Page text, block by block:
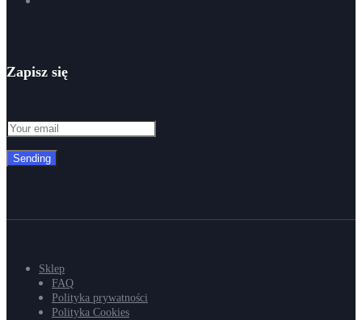
Zapisz się
Sending
Sklep
FAQ
Polityka prywatności
Polityka Cookies